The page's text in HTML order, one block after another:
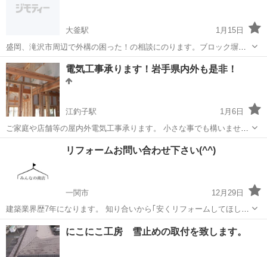
大釜駅
1月15日
盛岡、滝沢市周辺で外構の困った！の相談にのります。ブロック塀が
傾いてて、危ないから撤去だけしてほしい、いらないブロックがあっ
て片付けられない！木製のウッドデッキが腐って、新しいものにした
い！などなど、お見積もり無料でご相談に...
岩手 滝沢市 大釜駅 その他 無料
電気工事承ります！岩手県内外も是非！
江釣子駅
1月6日
ご家庭や店舗等の屋内外電気工事承ります。 小さな事でも構いませ
ん。 また、労務応援等の要望もありましたらぜひよろしくお願いしま
この価格です。 基本は1人...
電気工事
リフォームお問い合わせ下さい(^^)
一関市
12月29日
建築業界歴7年になります。 知り合いから｢安くリフォームしてほし
い｣という相談があり、依頼を受けている中で、他にも同じような悩み
を持っている方がいるかも知れないという事で宣伝させていただきま
す。 リフォームは仕入れ代金にリ...
岩手 一関市 リフォーム
にこにこ工房 雪止めの取付を致します。